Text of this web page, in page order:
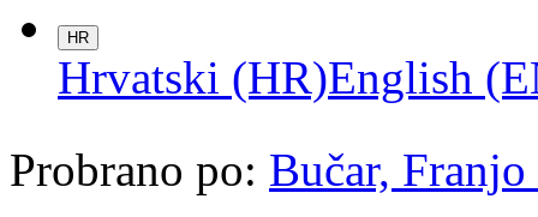
HR
Hrvatski (HR)English
Probrano po: Bučar,